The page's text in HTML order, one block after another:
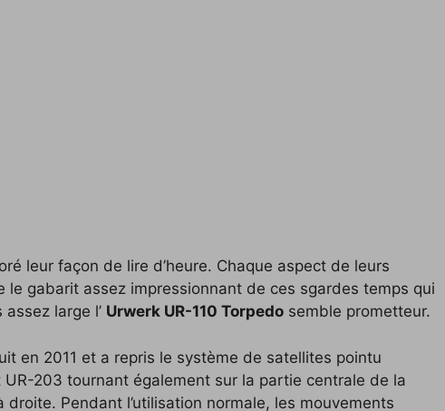
leur façon de lire d’heure. Chaque aspect de leurs
le gabarit assez impressionnant de ces sgardes temps qui
large l’ Urwerk UR-110 Torpedo semble prometteur.
en 2011 et a repris le système de satellites pointu
203 tournant également sur la partie centrale de la
Pendant l’utilisation normale, les mouvements